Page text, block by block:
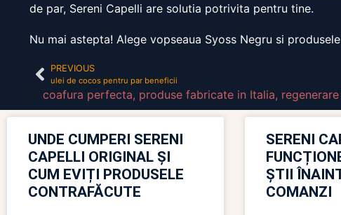
de par, Sereni Capelli are solutia potrivita pentru tine.
Nu mai astepta! Alege vopseaua Syoss Negru si
PREVIOUS
ulei de cocos pentru par beneficii
coafura perfecta, produse fabricate in Italia,
UNDE CUMPERI SERENI
CAPELLI ORIGINAL ȘI
CUM EVIȚI PRODUSELE
CONTRAFĂCUTE
SERENI
ȘTII
COMANZI